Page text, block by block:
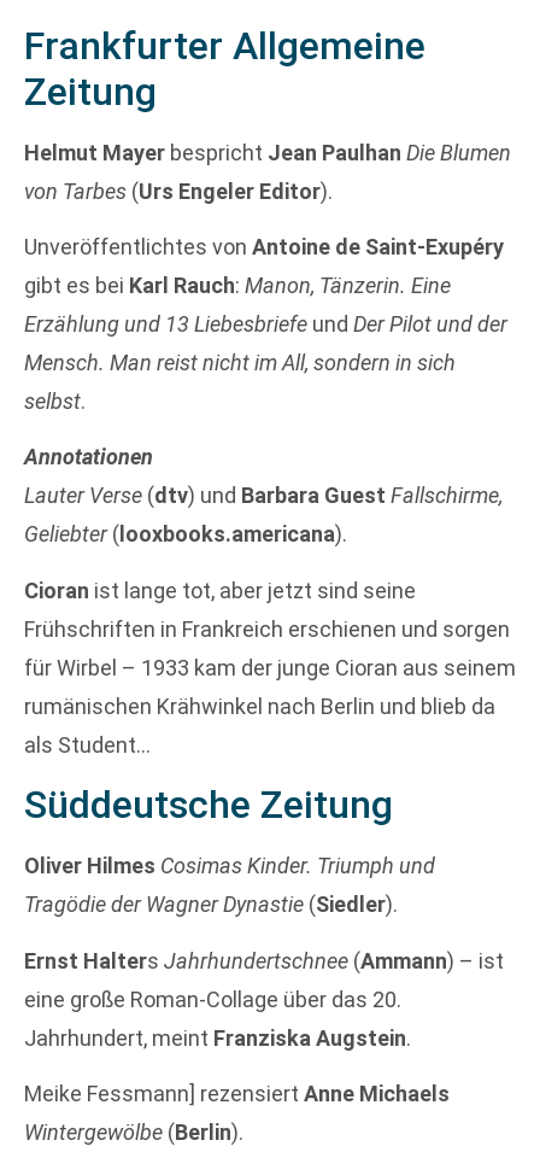
Frankfurter Allgemeine
Zeitung
Helmut Mayer bespricht Jean Paulhan Die Blumen
von Tarbes (Urs Engeler Editor).
Unveröffentlichtes von Antoine de Saint-Exupéry
gibt es bei Karl Rauch: Manon, Tänzerin. Eine
Erzählung und 13 Liebesbriefe und Der Pilot und der
Mensch. Man reist nicht im All, sondern in sich
selbst.
Annotationen
Lauter Verse (dtv) und Barbara Guest Fallschirme,
Geliebter( looxbooks.americana).
Cioran ist lange tot, aber jetzt sind seine
Frühschriften in Frankreich erschienen und sorgen
für Wirbel – 1933 kam der junge Cioran aus seinem
rumänischen Krähwinkel nach Berlin und blieb da
als Student…
Süddeutsche Zeitung
Oliver Hilmes Cosimas Kinder. Triumph und
Tragödie der Wagner Dynastie (Siedler).
Ernst Halters Jahrhundertschnee (Ammann) – ist
eine große Roman-Collage über das 20.
Jahrhundert, meint Franziska Augstein.
Meike Fessmann] rezensiert Anne Michaels
Wintergewölbe (Berlin).